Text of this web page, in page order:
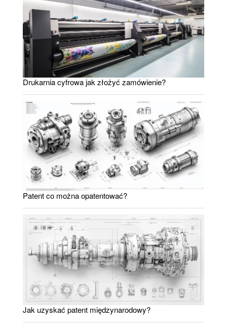
Drukarnia cyfrowa jak złożyć zamówienie?
Patent co można opatentować?
Jak uzyskać patent międzynarodowy?